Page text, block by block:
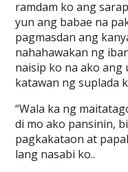
ramdam ko ang
yun ang babae na
pagmasdan ang
nahahawakan ng
naisip ko na ako
katawan ng suplada
“Wala ka ng
di mo ako pansinin,
pagkakataon at
lang nasabi ko..